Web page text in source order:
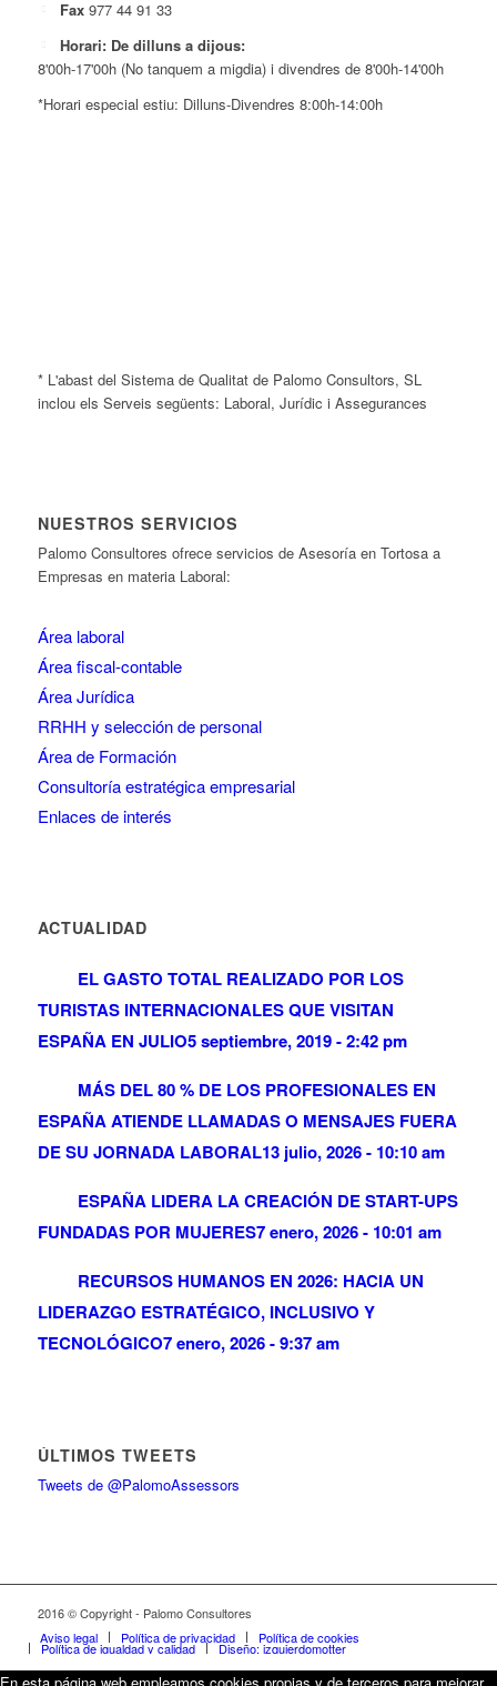
Fax 977 44 91 33
Horari: De dilluns a dijous:
8'00h-17'00h (No tanquem a migdia) i divendres de 8'00h-14'00h
*Horari especial estiu: Dilluns-Divendres 8:00h-14:00h
* L'abast del Sistema de Qualitat de Palomo Consultors, SL
inclou els Serveis següents: Laboral, Jurídic i Assegurances
NUESTROS SERVICIOS
Palomo Consultores ofrece servicios de Asesoría en Tortosa a
Empresas en materia Laboral:
Área laboral
Área fiscal-contable
Área Jurídica
RRHH y selección de personal
Área de Formación
Consultoría estratégica empresarial
Enlaces de interés
ACTUALIDAD
EL GASTO TOTAL REALIZADO POR LOS
TURISTAS INTERNACIONALES QUE VISITAN
ESPAÑA EN JULIO5 septiembre, 2019 - 2:42 pm
MÁS DEL 80 % DE LOS PROFESIONALES EN
ESPAÑA ATIENDE LLAMADAS O MENSAJES FUERA
DE SU JORNADA LABORAL13 julio, 2026 - 10:10 am
ESPAÑA LIDERA LA CREACIÓN DE START-UPS
FUNDADAS POR MUJERES7 enero, 2026 - 10:01 am
RECURSOS HUMANOS EN 2026: HACIA UN
LIDERAZGO ESTRATÉGICO, INCLUSIVO Y
TECNOLÓGICO7 enero, 2026 - 9:37 am
ÚLTIMOS TWEETS
Tweets de @PalomoAssessors
2016 © Copyright - Palomo Consultores
Aviso legal
Política de privacidad Política de cookies
Política de igualdad y calidad Diseño: izquierdomotter